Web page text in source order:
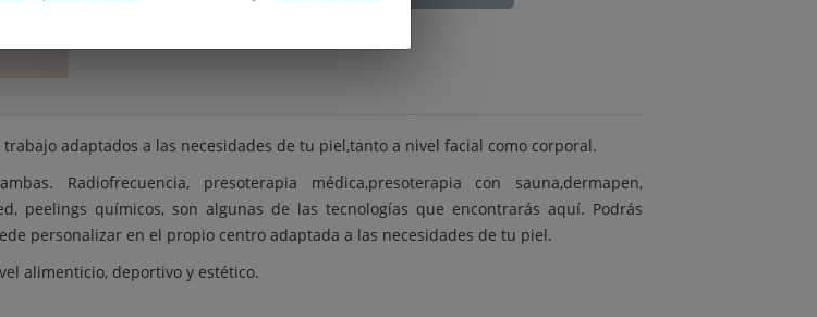
adaptados a las necesidades de tu piel,tanto a nivel facial como corporal.
Radiofrecuencia, presoterapia médica,presoterapia con sauna,dermapen,
peelings químicos, son algunas de las tecnologías que encontrarás aquí. Podrás
personalizar en el propio centro adaptada a las necesidades de tu piel.
alimenticio, deportivo y estético.